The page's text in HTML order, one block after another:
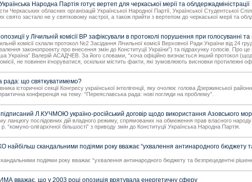
Народна Партія готує вертеп для черкаської мерії та облдержадміністрації
Черкаських обласних організацій Української Народної Партії, Української Студентської
свято застало не у святковому настрої, а також прийти з вертепом до черкаської мерії та
у Лічильній комісії ВР зафіксували в протоколі порушення при голосуванні
комісії склали протокол №2 Засідання Лічильної комісії Верховної Ради України від
законопроекту про внесення змін до Конституції України”) та підрахунку голосів. Про це
Україна” Валерій АСАДЧЕВ. За його словами, “хоча офіційно визнається інший протокол
не повинен ігноруватися, оскільки містить факти, які зумовлюють висновки протилежні
рада: що святкуватимемо?
історичної секції Конгресу української інтелігенції, яку очолює голова Дзержинської
конференція на тему: “Переяславська рада: нові погляди на проблему”.
Л.КУЧМОЮ україно-російський договір щодо використання Азовського
ланцюгу послідовних дій владного режиму, спрямованих на обмеження прав власного народу
“комуно-олігархічної більшості” з приводу змін до Конституції Українська Народна Партія.
скандальними подіями року вважає “ухвалення антинародного бюджету
подіями року вважає “ухвалення антинародного бюджету та безпрецедентні
вважає, що у 2003 році опозиція врятувала енергетичну сферу